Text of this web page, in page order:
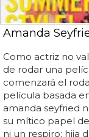
Amanda
Como actriz no
de rodar una
comenzará el
película basada
amanda seyfried
su mítico papel
ni un respiro; hija